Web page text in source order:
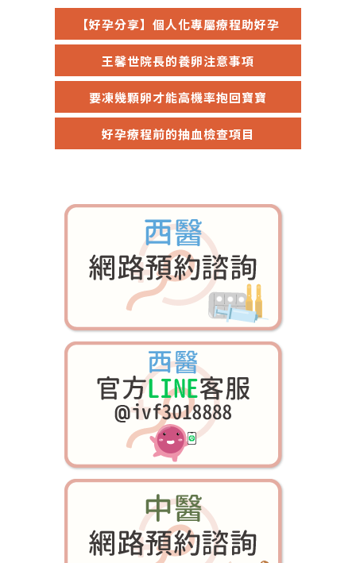
【好孕分享】個人化專屬療程助好孕
王馨世院長的養卵注意事項
要凍幾顆卵才能高機率抱回寶寶
好孕療程前的抽血檢查項目